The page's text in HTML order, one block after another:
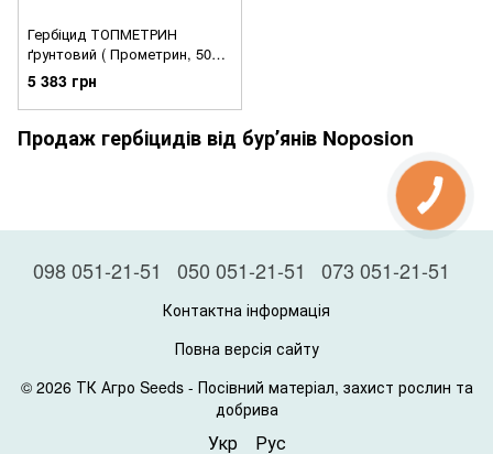
Гербіцид ТОПМЕТРИН
ґрунтовий ( Прометрин, 500
г/л) Упаковка -20 л
5 383 грн
Продаж гербіцидів від бурʼянів Noposion
098 051-21-51 050 051-21-51 073 051-21-51
Контактна інформація
Повна версія сайту
© 2026 ТК Агро Seeds - Посівний матеріал, захист рослин та
добрива
Укр Рус